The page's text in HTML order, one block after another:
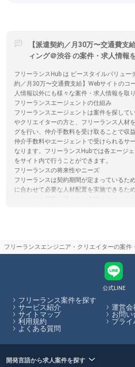
【派遣契約／月30万〜交通費支
ィング＠渋谷 の案件・求人情報
フリーランスHub は ビースタイルバリュー
約／月30万〜交通費支給】Webサイトのコ
人情報以外にも様々な案件・求人情報を取
フリーランスエージェントの仕組み
フリーランスエージェントは案件を探して
やクリエイターの方と、フリーランス人材
グを行い、仲介手数料を受け取ることで収
仲介手数料やエージェントで受けられるサ
なります。フリーランスHubでは各エージ
をサイト内で行うことができます。
フリーランスの将来性やニーズ
フリーランスは契約期間が定まっているた
に合わせて必要な人材配置を実施できるた
くれるエージェントもあるため、自らの希
は、フリーランスエージェントの各特徴や
ージェントへの応募を一括で行うことができ
フリーランスHubはお客様のフリーランス
ていきます。
フリーランスエンジニア・クリエイターの案件
公式LINE
フリーランス案件を探す
サービス紹介
運営会
サイトマップ
お問い
利用規約
プライ
よくある質問
開発言語から求人案件を探す